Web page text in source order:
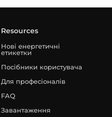
Resources
Нові енергетичні
етикетки
Посібники користувача
Для професіоналів
FAQ
Завантаження